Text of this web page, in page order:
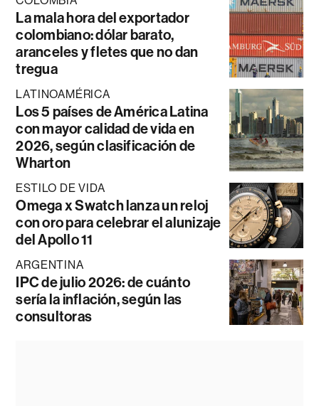
La mala hora del exportador
colombiano: dólar barato,
aranceles y fletes que no dan
tregua
LATINOAMÉRICA
Los 5 países de América Latina
con mayor calidad de vida en
2026, según clasificación de
Wharton
ESTILO DE VIDA
Omega x Swatch lanza un reloj
con oro para celebrar el alunizaje
del Apollo 11
ARGENTINA
IPC de julio 2026: de cuánto
sería la inflación, según las
consultoras